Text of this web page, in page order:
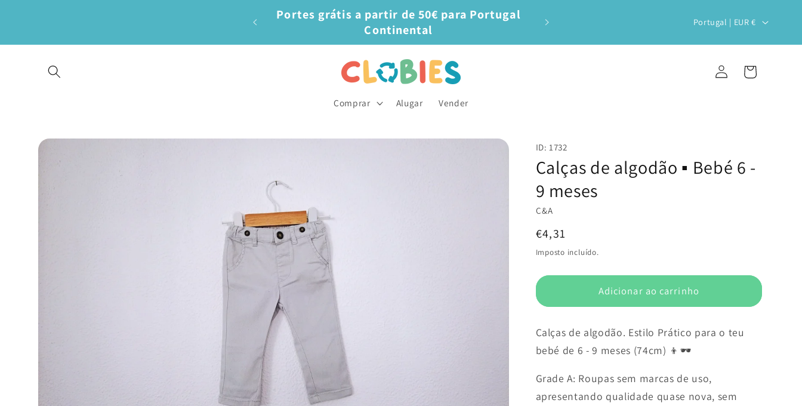
Portes grátis a partir de 50€ para Portugal
Continental
sustentabilidade!
P
a
g
Portugal | EUR €
Comprar Alugar Vender
Iniciar
sessão
Carrinho
Saltar para
informação
ID: 1732
Calças de algodão ▪️ Bebé 6 -
9 meses
C&A
Preço
normal
€4,31
Imposto incluído.
Adicionar ao carrinho
Calças de algodão. Estilo Prático para o teu
bebé de 6 - 9 meses (74cm) 👦🕶️
Grade A: Roupas sem marcas de uso,
apresentando qualidade quase nova, sem